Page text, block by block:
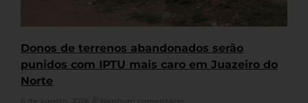
Donos de terrenos abandonados serão
punidos com IPTU mais caro em Juazeiro do
Norte